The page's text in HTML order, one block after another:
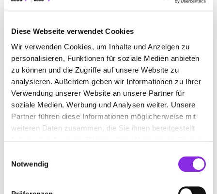
Diese Webseite verwendet Cookies
Wir verwenden Cookies, um Inhalte und Anzeigen zu
personalisieren, Funktionen für soziale Medien anbieten
zu können und die Zugriffe auf unsere Website zu
analysieren. Außerdem geben wir Informationen zu Ihrer
Verwendung unserer Website an unsere Partner für
soziale Medien, Werbung und Analysen weiter. Unsere
Partner führen diese Informationen möglicherweise mit
weiteren Daten zusammen, die Sie ihnen bereitgestellt
Notwendig
SPORT & FREIZEIT
ÄMTER & BEHÖRDEN
BAUEN & WOHNEN
BEAUTY & WELLNESS
BILDUNG & MEDIEN
EINKAUFEN & SHOPPEN
GESUNDHEIT & MEDIZIN
RECHT & GELD
REISEN & ÜBERNACHTEN
SERVICE & DIENSTLEISTUNGEN